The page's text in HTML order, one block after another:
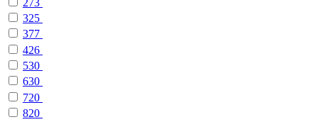
325
377
426
530
630
720
820